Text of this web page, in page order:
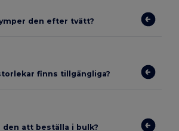
den efter tvätt?
finns tillgängliga?
den att beställa i bulk?